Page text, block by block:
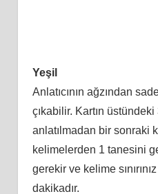
Yeşil
Anlatıcının ağzından
çıkabilir. Kartın
anlatılmadan bir sonraki
kelimelerden 1 tanesini
gerekir ve kelime
dakikadır.